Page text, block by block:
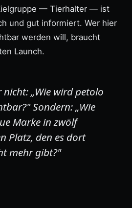
— Tierhalter — ist
und gut informiert. Wer hier
werden will, braucht
Launch.
nicht: „Wie wird petolo
Sondern: „Wie
Marke in zwölf
Platz, den es dort
mehr gibt?"